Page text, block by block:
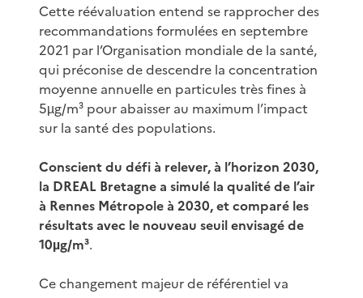
Cette réévaluation entend se rapprocher des
recommandations formulées en septembre
2021 par l’Organisation mondiale de la santé,
qui préconise de descendre la concentration
moyenne annuelle en particules très fines à
5µg/m³ pour abaisser au maximum l’impact
sur la santé des populations.
Conscient du défi à relever, à l’horizon 2030,
la DREAL Bretagne a simulé la qualité de l’air
à Rennes Métropole à 2030, et comparé les
résultats avec le nouveau seuil envisagé de
10µg/m³.
Ce changement majeur de référentiel va